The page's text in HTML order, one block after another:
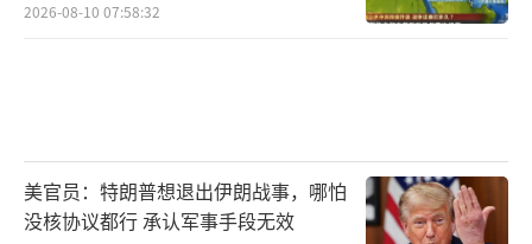
2026-08-10 07:58:32
美官员：特朗普想退出伊朗战事，哪怕
没核协议都行 承认军事手段无效